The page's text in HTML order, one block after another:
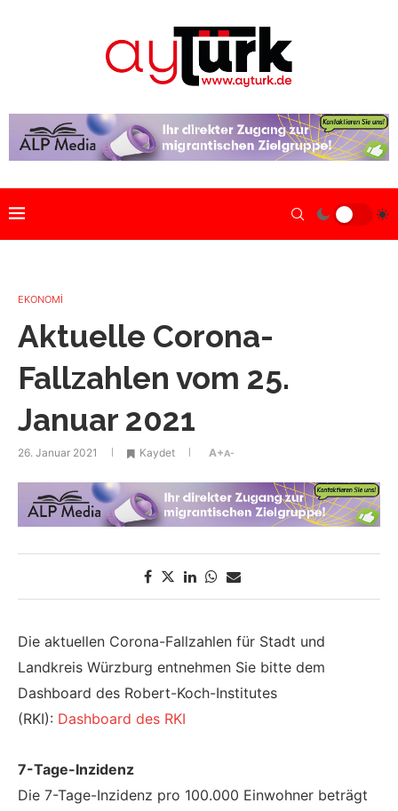
EKONOMİ
Aktuelle Corona-
Fallzahlen vom 25.
Januar 2021
26. Januar 2021 Kaydet A+A-
Die aktuellen Corona-Fallzahlen für Stadt und
Landkreis Würzburg entnehmen Sie bitte dem
Dashboard des Robert-Koch-Institutes
(RKI): Dashboard des RKI
7-Tage-Inzidenz
Die 7-Tage-Inzidenz pro 100.000 Einwohner beträgt